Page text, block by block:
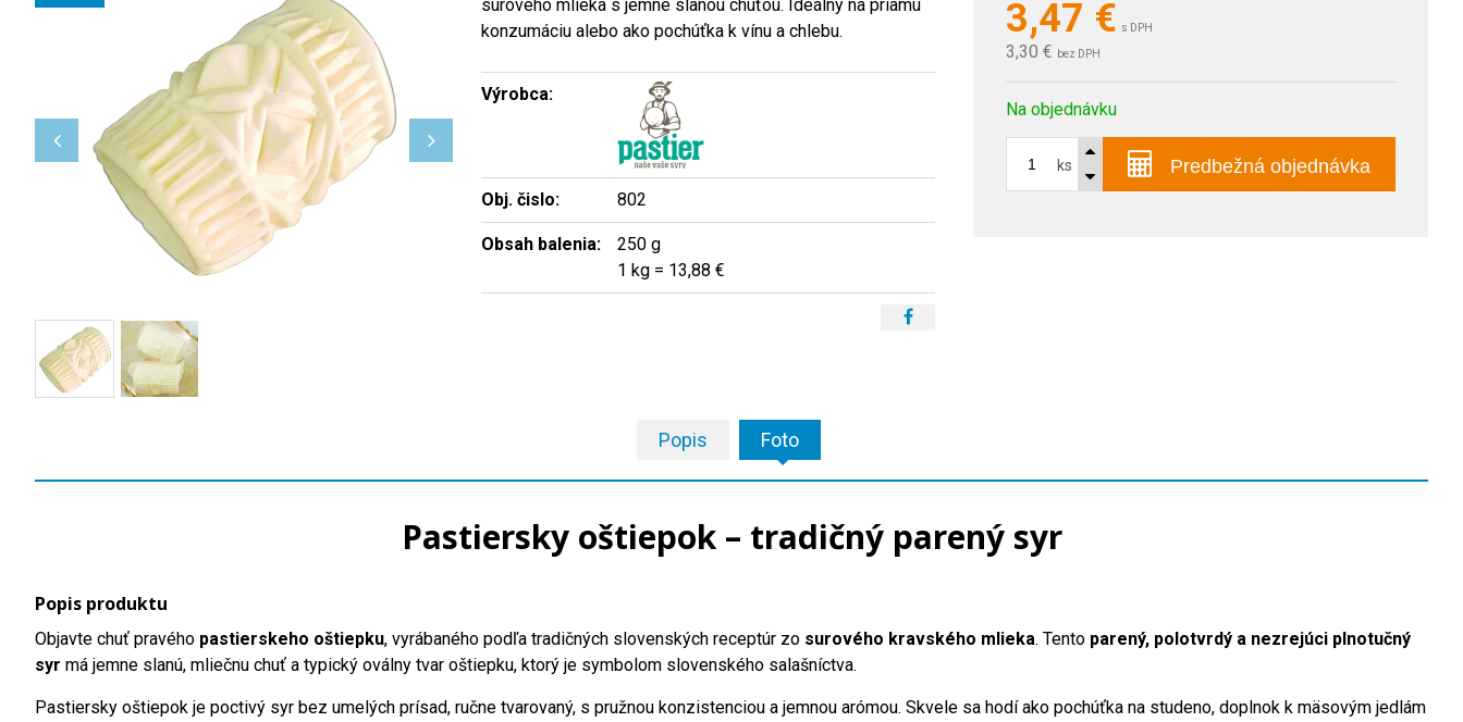
3,47 € s DPH
3,30 € bez DPH
Na objednávku
ks Predbežná objednávka
surového mlieka s jemne slanou chuťou. Ideálny na priamu
konzumáciu alebo ako pochúťka k vínu a chlebu.
Výrobca:
Obj. čislo: 802
Obsah balenia:
250 g
1 kg = 13,88 €
Popis Foto
Pastiersky oštiepok – tradičný parený syr
Popis produktu
Objavte chuť pravého pastierskeho oštiepku, vyrábaného podľa tradičných slovenských receptúr zo surového kravského mlieka. Tento parený, polotvrdý a nezrejúci plnotučný
syr má jemne slanú, mliečnu chuť a typický oválny tvar oštiepku, ktorý je symbolom slovenského salašníctva.
Pastiersky oštiepok je poctivý syr bez umelých prísad, ručne tvarovaný, s pružnou konzistenciou a jemnou arómou. Skvele sa hodí ako pochúťka na studeno, doplnok k mäsovým jedlám